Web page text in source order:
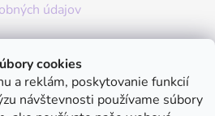
cookies
a reklám, poskytovanie funkcií
návštevnosti používame súbory
údajov